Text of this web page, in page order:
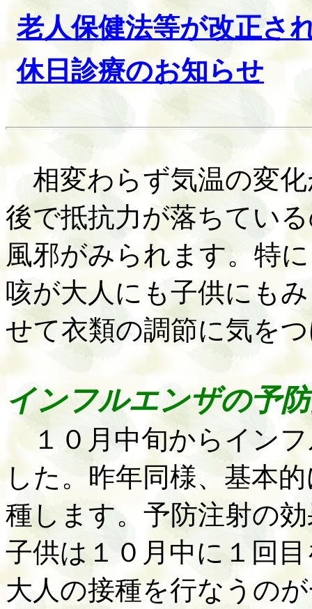
老人保健法等が改正さ
休日診療のお知らせ
相変わらず気温の変
後で抵抗力が落ちてい
風邪がみられます。特
咳が大人にも子供にも
せて衣類の調節に気を
インフルエンザの予
１０月中旬からイン
した。昨年同様、基本
種します。予防注射の
子供は１０月中に１回
大人の接種を行なうの